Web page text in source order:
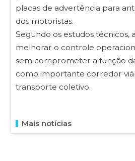
placas de advertência para
dos motoristas.
Segundo os estudos técnicos,
melhorar o controle
sem comprometer a função
como importante corredor
transporte coletivo.
Mais notícias